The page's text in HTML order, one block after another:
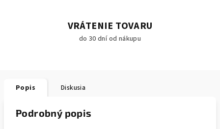
VRÁTENIE TOVARU
do 30 dní od nákupu
Popis Diskusia
Podrobný popis